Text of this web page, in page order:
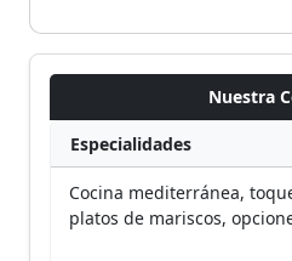
Nuestra
Especialidades
Cocina mediterránea,
platos de mariscos,